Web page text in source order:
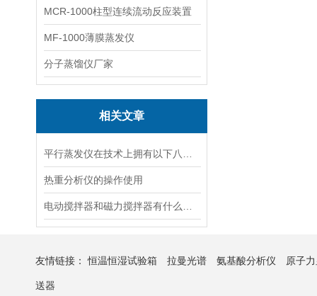
MCR-1000柱型连续流动反应装置
MF-1000薄膜蒸发仪
分子蒸馏仪厂家
相关文章
热重分析仪的操作使用
友情链接：恒温恒湿试验箱 拉曼光谱 氨基酸分析仪 原子
送器